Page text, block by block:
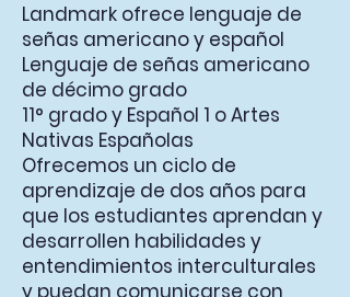
Landmark ofrece lenguaje de
señas americano y español
Lenguaje de señas americano
de décimo grado
11° grado y Español 1 o Artes
Nativas Españolas
Ofrecemos un ciclo de
aprendizaje de dos años para
que los estudiantes aprendan y
desarrollen habilidades y
entendimientos interculturales
y puedan comunicarse con